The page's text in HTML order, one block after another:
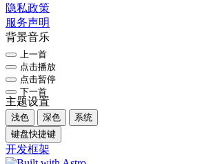
隐私政策
服务声明
背景音乐
上一首
点击播放
点击暂停
下一首
主题设置
浅色 深色
系统
键盘快捷键
开发框架